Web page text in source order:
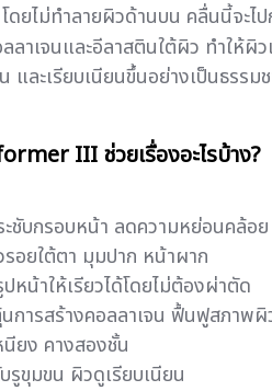
ดยไม่ทำลายผิวด้านบน คลื่นนี้จะไ
ลาเจนและอีลาสตินใต้ผิว ทำให้ผิ
และเรียบเนียนขึ้นอย่างเป็นธรรม
III ช่วยเรื่องอะไรบ้าง?
ะชับกรอบหน้า ลดความหย่อนคล้อย
รอยใต้ตา มุมปาก หน้าผาก
หน้าให้เรียวได้โดยไม่ต้องผ่าตัด
นการสร้างคอลลาเจน ฟื้นฟูสภาพผิ
นียง คางสองชั้น
รูขุมขน ผิวดูเรียบเนียน